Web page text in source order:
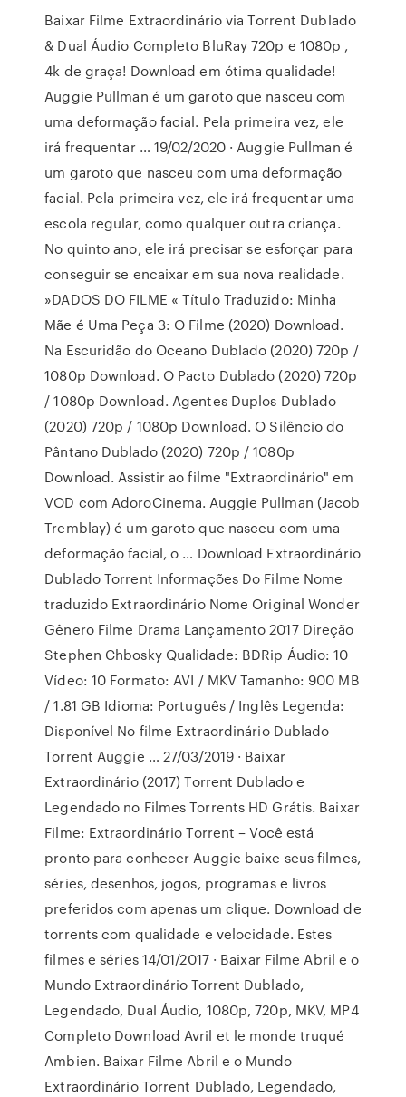
Baixar Filme Extraordinário via Torrent Dublado
& Dual Áudio Completo BluRay 720p e 1080p ,
4k de graça! Download em ótima qualidade!
Auggie Pullman é um garoto que nasceu com
uma deformação facial. Pela primeira vez, ele
irá frequentar … 19/02/2020 · Auggie Pullman é
um garoto que nasceu com uma deformação
facial. Pela primeira vez, ele irá frequentar uma
escola regular, como qualquer outra criança.
No quinto ano, ele irá precisar se esforçar para
conseguir se encaixar em sua nova realidade.
»DADOS DO FILME « Título Traduzido: Minha
Mãe é Uma Peça 3: O Filme (2020) Download.
Na Escuridão do Oceano Dublado (2020) 720p /
1080p Download. O Pacto Dublado (2020) 720p
/ 1080p Download. Agentes Duplos Dublado
(2020) 720p / 1080p Download. O Silêncio do
Pântano Dublado (2020) 720p / 1080p
Download. Assistir ao filme "Extraordinário" em
VOD com AdoroCinema. Auggie Pullman (Jacob
Tremblay) é um garoto que nasceu com uma
deformação facial, o … Download Extraordinário
Dublado Torrent Informações Do Filme Nome
traduzido Extraordinário Nome Original Wonder
Gênero Filme Drama Lançamento 2017 Direção
Stephen Chbosky Qualidade: BDRip Áudio: 10
Vídeo: 10 Formato: AVI / MKV Tamanho: 900 MB
/ 1.81 GB Idioma: Português / Inglês Legenda:
Disponível No filme Extraordinário Dublado
Torrent Auggie … 27/03/2019 · Baixar
Extraordinário (2017) Torrent Dublado e
Legendado no Filmes Torrents HD Grátis. Baixar
Filme: Extraordinário Torrent – Você está
pronto para conhecer Auggie baixe seus filmes,
séries, desenhos, jogos, programas e livros
preferidos com apenas um clique. Download de
torrents com qualidade e velocidade. Estes
filmes e séries 14/01/2017 · Baixar Filme Abril e o
Mundo Extraordinário Torrent Dublado,
Legendado, Dual Áudio, 1080p, 720p, MKV, MP4
Completo Download Avril et le monde truqué
Ambien. Baixar Filme Abril e o Mundo
Extraordinário Torrent Dublado, Legendado,